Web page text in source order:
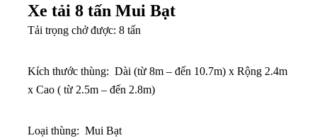
Xe tải 8 tấn Mui Bạt
Tải trọng chở được: 8 tấn
Kích thước thùng: Dài (từ 8m – đến 10.7m) x Rộng 2.4m
x Cao ( từ 2.5m – đến 2.8m)
Loại thùng: Mui Bạt